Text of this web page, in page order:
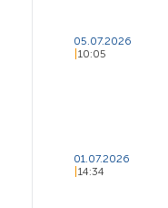
05.07.2026
10:05
01.07.2026
14:34